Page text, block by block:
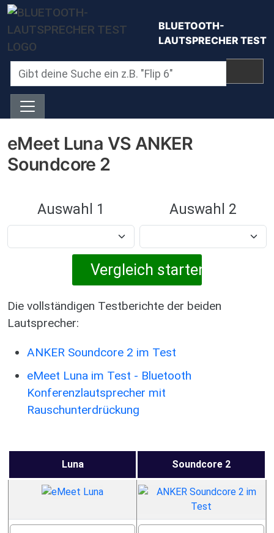
Direkt zum Inhalt
BLUETOOTH-
LAUTSPRECHER TEST
eMeet Luna VS ANKER
Soundcore 2
Auswahl 1 Auswahl 2
Die vollständigen Testberichte der beiden
Lautsprecher:
ANKER Soundcore 2 im Test
eMeet Luna im Test - Bluetooth
Konferenzlautsprecher mit
Rauschunterdrückung
Luna Soundcore 2